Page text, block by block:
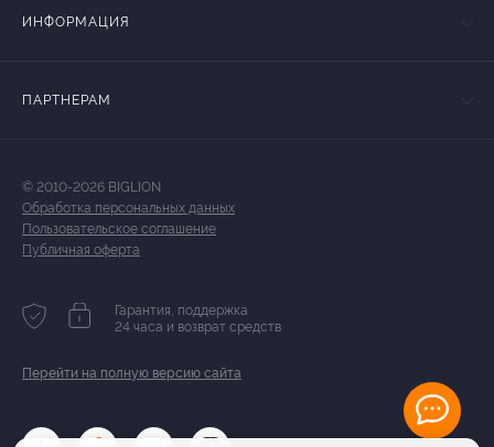
ИНФОРМАЦИЯ
ПАРТНЕРАМ
© 2010-2026 BIGLION
Обработка персональных данных
Пользовательское соглашение
Публичная оферта
Гарантия, поддержка
24 часа и возврат средств
Перейти на полную версию сайта